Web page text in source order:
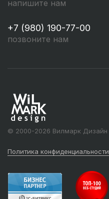
напишите нам
+7 (980) 190-77-00
позвоните нам
© 2000-2026 Вилмарк Дизайн
Политика конфиденциальности